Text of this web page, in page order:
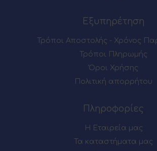
Εξυπηρέτηση
Τρόποι Αποστολής - Χρόνος
Τρόποι Πληρωμής
Όροι Χρήσης
Πολιτική απορρήτου
Πληροφορίες
Η Εταιρεία μας
Τα καταστήματα μας